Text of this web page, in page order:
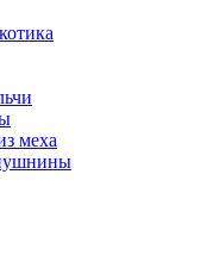
меха